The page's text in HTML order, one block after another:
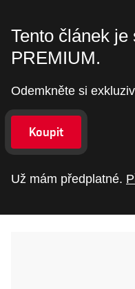
Tento článek
PREMIUM.
Odemkněte si
Koupit
Už mám předplatné.